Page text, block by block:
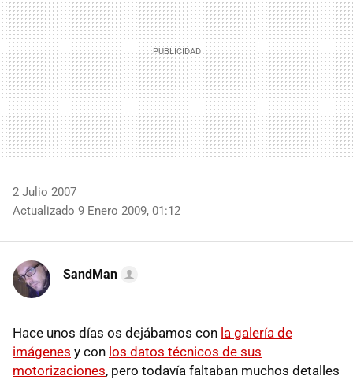
2 Julio 2007
Actualizado 9 Enero 2009, 01:12
SandMan
Hace unos días os dejábamos con la galería de
imágenes y con los datos técnicos de sus
motorizaciones, pero todavía faltaban muchos detalles